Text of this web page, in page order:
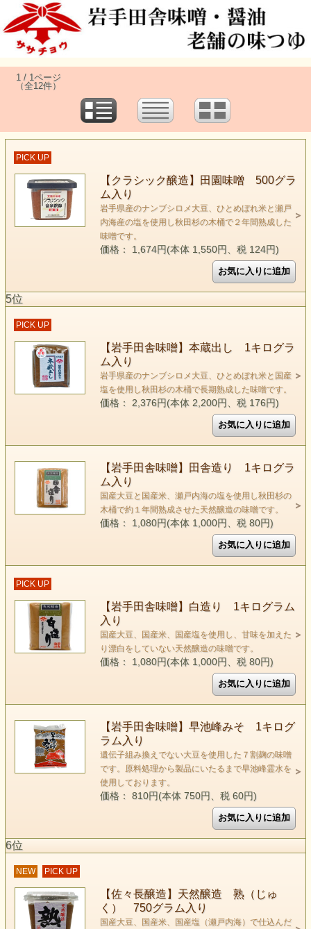
1 / 1ページ
（全12件）
PICK UP
【クラシック醸造】田園味噌 500グラ
ム入り
岩手県産のナンブシロメ大豆、ひとめぼれ米と瀬戸
内海産の塩を使用し秋田杉の木桶で２年間熟成した
味噌です。
価格： 1,674円(本体 1,550円、税 124円)
5位
PICK UP
【岩手田舎味噌】本蔵出し 1キログラ
ム入り
岩手県産のナンブシロメ大豆、ひとめぼれ米と国産
塩を使用し秋田杉の木桶で長期熟成した味噌です。
価格： 2,376円(本体 2,200円、税 176円)
【岩手田舎味噌】田舎造り 1キログラ
ム入り
国産大豆と国産米、瀬戸内海の塩を使用し秋田杉の
木桶で約１年間熟成させた天然醸造の味噌です。
価格： 1,080円(本体 1,000円、税 80円)
PICK UP
【岩手田舎味噌】白造り 1キログラム
入り
国産大豆、国産米、国産塩を使用し、甘味を加えた
り漂白をしていない天然醸造の味噌です。
価格： 1,080円(本体 1,000円、税 80円)
【岩手田舎味噌】早池峰みそ 1キログ
ラム入り
遺伝子組み換えでない大豆を使用した７割麹の味噌
です。原料処理から製品にいたるまで早池峰霊水を
使用しております。
価格： 810円(本体 750円、税 60円)
6位
NEW PICK UP
【佐々長醸造】天然醸造 熟（じゅ
く） 750グラム入り
国産大豆、国産米、国産塩（瀬戸内海）で仕込んだ